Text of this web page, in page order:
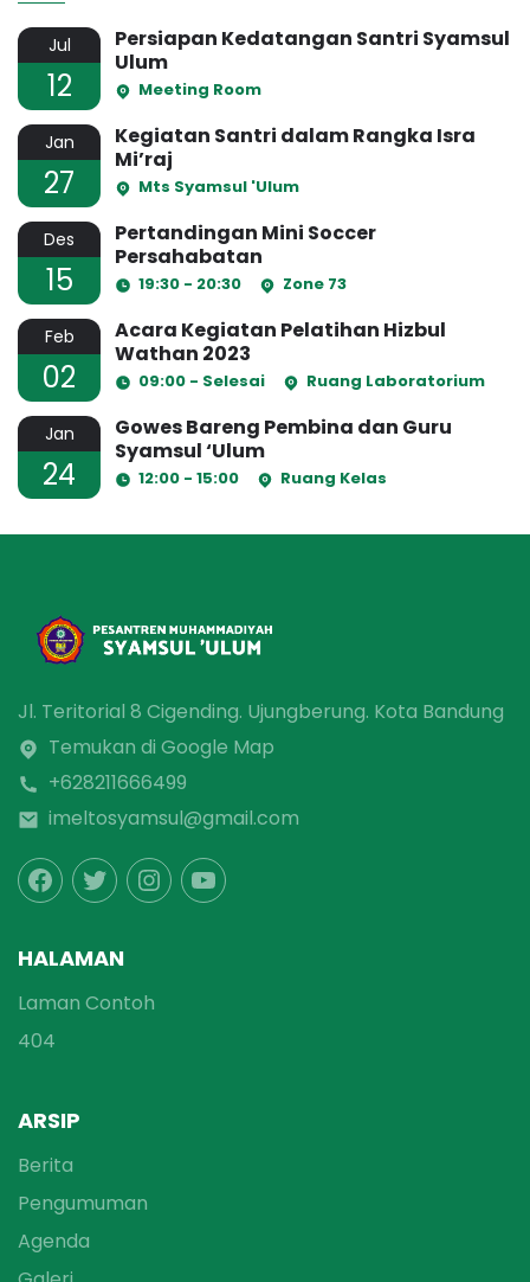
Jul
12
Persiapan Kedatangan Santri Syamsul
Ulum
Meeting Room
Jan
27
Kegiatan Santri dalam Rangka Isra
Mi’raj
Mts Syamsul 'Ulum
Des
15
Pertandingan Mini Soccer
Persahabatan
19:30 - 20:30 Zone 73
Feb
02
Acara Kegiatan Pelatihan Hizbul
Wathan 2023
09:00 - Selesai Ruang Laboratorium
Jan
24
Gowes Bareng Pembina dan Guru
Syamsul ‘Ulum
12:00 - 15:00 Ruang Kelas
Jl. Teritorial 8 Cigending. Ujungberung. Kota Bandung
Temukan di Google Map
+628211666499
imeltosyamsul@gmail.com
HALAMAN
Laman Contoh
404
ARSIP
Berita
Pengumuman
Agenda